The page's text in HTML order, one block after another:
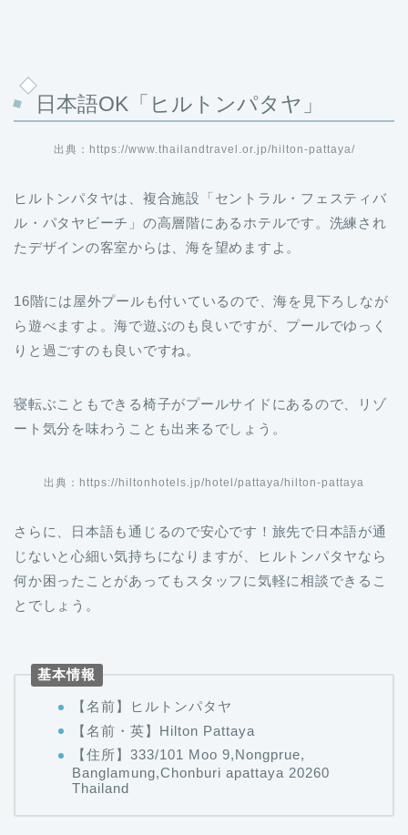
日本語OK「ヒルトンパタヤ」
出典：https://www.thailandtravel.or.jp/hilton-pattaya/
ヒルトンパタヤは、複合施設「セントラル・フェスティバ
ル・パタヤビーチ」の高層階にあるホテルです。洗練され
たデザインの客室からは、海を望めますよ。
16階には屋外プールも付いているので、海を見下ろしなが
ら遊べますよ。海で遊ぶのも良いですが、プールでゆっく
りと過ごすのも良いですね。
寝転ぶこともできる椅子がプールサイドにあるので、リゾ
ート気分を味わうことも出来るでしょう。
出典：https://hiltonhotels.jp/hotel/pattaya/hilton-pattaya
さらに、日本語も通じるので安心です！旅先で日本語が通
じないと心細い気持ちになりますが、ヒルトンパタヤなら
何か困ったことがあってもスタッフに気軽に相談できるこ
とでしょう。
基本情報
【名前】ヒルトンパタヤ
【名前・英】Hilton Pattaya
【住所】333/101 Moo 9,Nongprue,
Banglamung,Chonburi apattaya 20260
Thailand